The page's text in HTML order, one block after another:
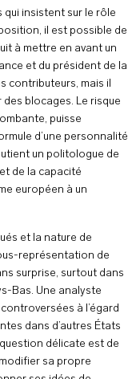
insistent sur le rôle
il est possible de
à mettre en avant un
et du président de la
contributeurs, mais il
blocages. Le risque
puisse
d’une personnalité
un politologue de
de la capacité
européen à un
et la nature de
représentation de
surprise, surtout dans
Bas. Une analyste
à l’égard
dans d’autres États
délicate est de
sa propre